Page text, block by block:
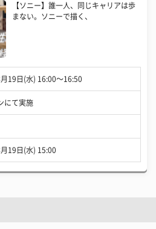
【ソニー】誰一人、同じキャリアは歩
まない。ソニーで描く、
19日(水) 16:00〜16:50
にて実施
19日(水) 15:00